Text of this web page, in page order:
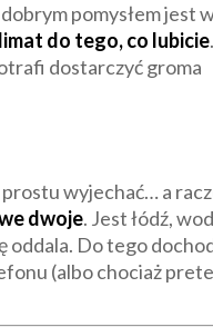
pomysłem jest
do tego, co lubicie
dostarczyć groma
wyjechać… a
dwoje. Jest łódź,
oddala. Do tego
(albo chociaż